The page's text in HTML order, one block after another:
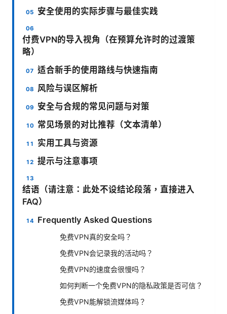
安全使用的实际步骤与最佳实践
付费VPN的导入视角（在预算允许时的过渡策
略）
适合新手的使用路线与快速指南
风险与误区解析
安全与合规的常见问题与对策
常见场景的对比推荐（文本清单）
实用工具与资源
提示与注意事项
结语（请注意：此处不设结论段落，直接进入
FAQ）
Frequently Asked Questions
免费VPN真的安全吗？
免费VPN会记录我的活动吗？
免费VPN的速度会很慢吗？
如何判断一个免费VPN的隐私政策是否可信？
免费VPN能解锁流媒体吗？